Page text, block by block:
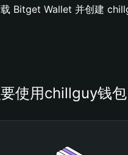
Bitget Wallet 并创建
使用chillguy钱包